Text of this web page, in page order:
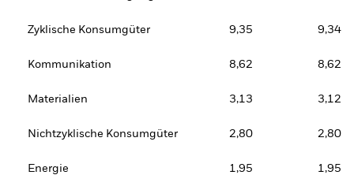
Zyklische Konsumgüter 9,35 9,34
Kommunikation 8,62 8,62
Materialien 3,13 3,12
Nichtzyklische Konsumgüter 2,80 2,80
Energie 1,95 1,95